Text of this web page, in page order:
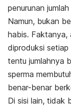
penurunan
Namun, bukan
habis. Faktanya,
diproduksi
tentu jumlahnya
sperma
benar-benar
Di sisi lain, tidak